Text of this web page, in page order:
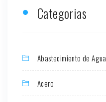
Categorias
Abastecimiento de Agua
Acero